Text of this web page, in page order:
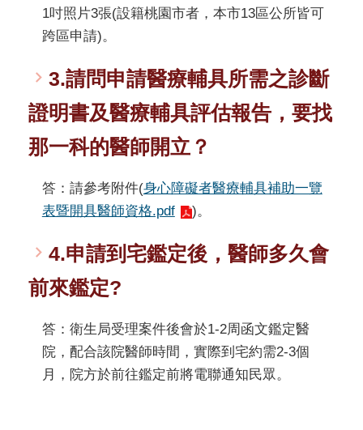
1吋照片3張(設籍桃園市者，本市13區公所皆可
跨區申請)。
3.請問申請醫療輔具所需之診斷
證明書及醫療輔具評估報告，要找
那一科的醫師開立？
答：請參考附件(身心障礙者醫療輔具補助一覽
表暨開具醫師資格.pdf
)。
4.申請到宅鑑定後，醫師多久會
前來鑑定?
答：衛生局受理案件後會於1-2周函文鑑定醫
院，配合該院醫師時間，實際到宅約需2-3個
月，院方於前往鑑定前將電聯通知民眾。